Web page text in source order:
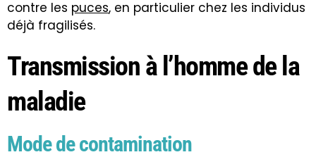
contre les puces, en particulier chez les individus
déjà fragilisés.
Transmission à l’homme de la
maladie
Mode de contamination